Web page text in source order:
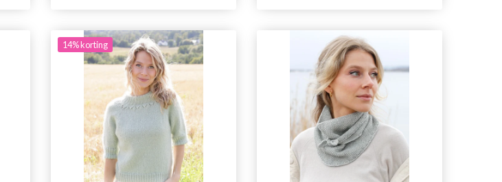
14% korting